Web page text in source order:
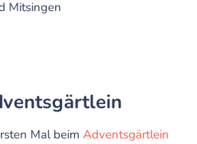
Mitsingen
Mal beim Adventsgärtlein